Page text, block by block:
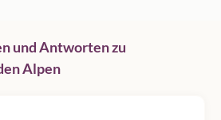
und Antworten zu
Alpen